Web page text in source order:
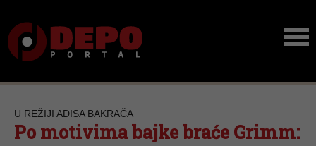
U REŽIJI ADISA BAKRAČA
Po motivima bajke braće Grimm: